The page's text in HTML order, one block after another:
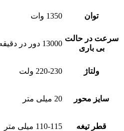
توان 1350 وات
سرعت در حالت
بی باری
13000 دور در دقیقه
ولتاژ 220-230 ولت
سایز محور 20 میلی متر
قطر تیغه 110-115 میلی متر